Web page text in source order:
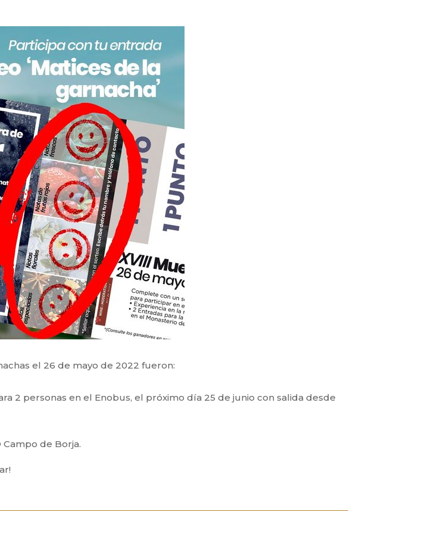
el 26 de mayo de 2022 fueron:
2 personas en el Enobus, el próximo día 25 de junio con salida desde
de Borja.